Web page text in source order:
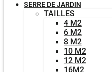
SERRE DE JARDIN
TAILLES
4 M2
6 M2
8 M2
10 M2
12 M2
16M2